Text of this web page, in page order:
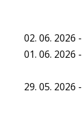
02. 06. 2026
01. 06. 2026
29. 05. 2026